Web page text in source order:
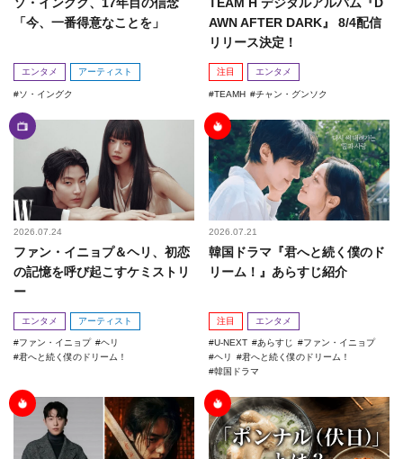
「今、一番得意なことを」
エンタメ アーティスト
ソ・イングク
AWN AFTER DARK』 8/4配信
リリース決定！
注目 エンタメ
TEAMH チャン・グンソク
2026.07.24
ファン・イニョプ＆ヘリ、初恋
の記憶を呼び起こすケミストリ
ー
エンタメ アーティスト
ファン・イニョプ
ヘリ
君へと続く僕のドリーム！
2026.07.21
韓国ドラマ『君へと続く僕のド
リーム！』あらすじ紹介
注目 エンタメ
U-NEXT あらすじ
ファン・イニョプ
ヘリ
君へと続く僕のドリーム！
韓国ドラマ